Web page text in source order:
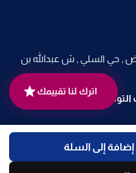
, حي السلي , ش عبدالله بن
متجر بلت إن© 2025.
Code Times
.
إضافة إلى السلة
اترك لنا تقييمك